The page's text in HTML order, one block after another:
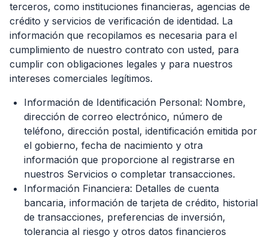
terceros, como instituciones financieras, agencias de
crédito y servicios de verificación de identidad. La
información que recopilamos es necesaria para el
cumplimiento de nuestro contrato con usted, para
cumplir con obligaciones legales y para nuestros
intereses comerciales legítimos.
Información de Identificación Personal: Nombre,
dirección de correo electrónico, número de
teléfono, dirección postal, identificación emitida por
el gobierno, fecha de nacimiento y otra
información que proporcione al registrarse en
nuestros Servicios o completar transacciones.
Información Financiera: Detalles de cuenta
bancaria, información de tarjeta de crédito, historial
de transacciones, preferencias de inversión,
tolerancia al riesgo y otros datos financieros